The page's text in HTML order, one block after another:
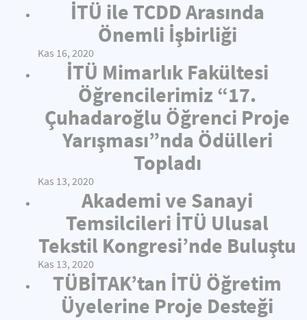
İTÜ ile TCDD Arasında
Önemli İşbirliği
Kas 16, 2020
İTÜ Mimarlık Fakültesi
Öğrencilerimiz “17.
Çuhadaroğlu Öğrenci Proje
Yarışması”nda Ödülleri
Topladı
Kas 13, 2020
Akademi ve Sanayi
Temsilcileri İTÜ Ulusal
Tekstil Kongresi’nde Buluştu
Kas 13, 2020
TÜBİTAK’tan İTÜ Öğretim
Üyelerine Proje Desteği